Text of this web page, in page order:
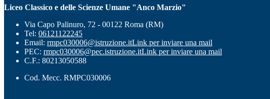
Liceo Classico e delle Scienze Umane "Anco Marzio"
Via Capo Palinuro, 72 - 00122 Roma (RM)
Tel: 06121122245
Email: rmpc030006@istruzione.itLink per inviare una mail
PEC: rmpc030006@pec.istruzione.itLink per inviare una mail
C.F.: 80213050588
Cod. Mecc. RMPC030006